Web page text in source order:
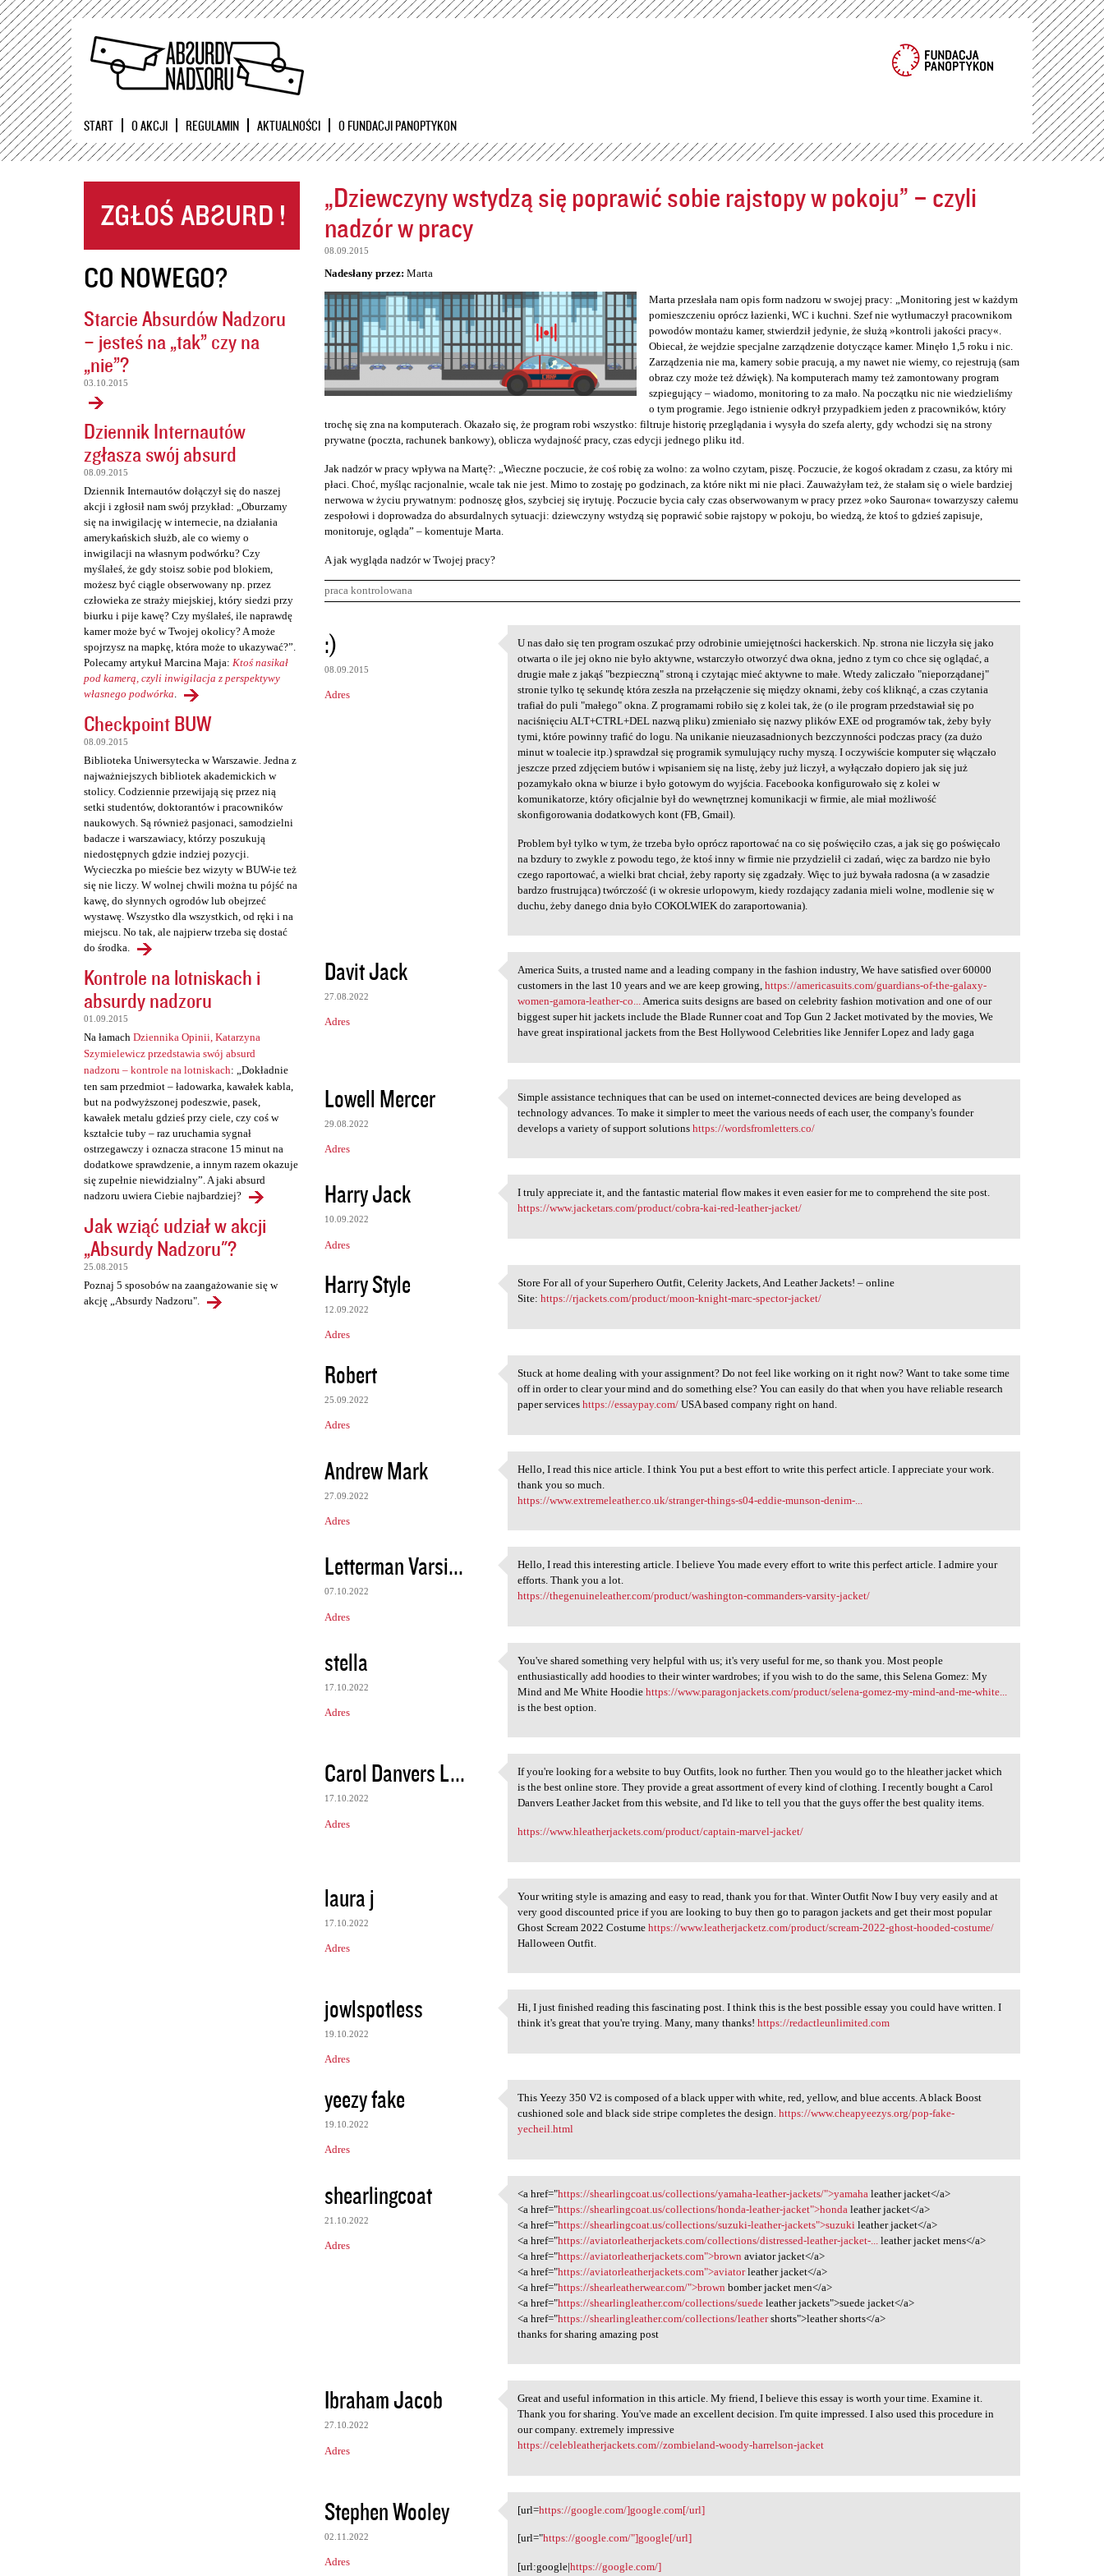
Przejdź
START O AKCJI REGULAMIN AKTUALNOŚCI O FUNDACJI PANOPTYKON
CO NOWEGO?
Starcie Absurdów Nadzoru
– jesteś na „tak” czy na
„nie”?
03.10.2015
Dziennik Internautów
zgłasza swój absurd
08.09.2015
Dziennik Internautów dołączył się do naszej
akcji i zgłosił nam swój przykład: „Oburzamy
się na inwigilację w internecie, na działania
amerykańskich służb, ale co wiemy o
inwigilacji na własnym podwórku? Czy
myślałeś, że gdy stoisz sobie pod blokiem,
możesz być ciągle obserwowany np. przez
człowieka ze straży miejskiej, który siedzi przy
biurku i pije kawę? Czy myślałeś, ile naprawdę
kamer może być w Twojej okolicy? A może
spojrzysz na mapkę, która może to ukazywać?”.
Polecamy artykuł Marcina Maja: Ktoś nasikał
pod kamerą, czyli inwigilacja z perspektywy
własnego podwórka.
Checkpoint BUW
08.09.2015
Biblioteka Uniwersytecka w Warszawie. Jedna z
najważniejszych bibliotek akademickich w
stolicy. Codziennie przewijają się przez nią
setki studentów, doktorantów i pracowników
naukowych. Są również pasjonaci, samodzielni
badacze i warszawiacy, którzy poszukują
niedostępnych gdzie indziej pozycji.
Wycieczka po mieście bez wizyty w BUW-ie też
się nie liczy. W wolnej chwili można tu pójść na
kawę, do słynnych ogrodów lub obejrzeć
wystawę. Wszystko dla wszystkich, od ręki i na
miejscu. No tak, ale najpierw trzeba się dostać
do środka.
Kontrole na lotniskach i
absurdy nadzoru
01.09.2015
Na łamach Dziennika Opinii, Katarzyna
Szymielewicz przedstawia swój absurd
nadzoru – kontrole na lotniskach: „Dokładnie
ten sam przedmiot – ładowarka, kawałek kabla,
but na podwyższonej podeszwie, pasek,
kawałek metalu gdzieś przy ciele, czy coś w
kształcie tuby – raz uruchamia sygnał
ostrzegawczy i oznacza stracone 15 minut na
dodatkowe sprawdzenie, a innym razem okazuje
się zupełnie niewidzialny”. A jaki absurd
nadzoru uwiera Ciebie najbardziej?
Jak wziąć udział w akcji
„Absurdy Nadzoru"?
25.08.2015
Poznaj 5 sposobów na zaangażowanie się w
akcję „Absurdy Nadzoru".
„Dziewczyny wstydzą się poprawić sobie rajstopy w pokoju” – czyli
nadzór w pracy
08.09.2015
Nadesłany przez: Marta
Marta przesłała nam opis form nadzoru w swojej pracy: „Monitoring jest w każdym
pomieszczeniu oprócz łazienki, WC i kuchni. Szef nie wytłumaczył pracownikom
powodów montażu kamer, stwierdził jedynie, że służą »kontroli jakości pracy«.
Obiecał, że wejdzie specjalne zarządzenie dotyczące kamer. Minęło 1,5 roku i nic.
Zarządzenia nie ma, kamery sobie pracują, a my nawet nie wiemy, co rejestrują (sam
obraz czy może też dźwięk). Na komputerach mamy też zamontowany program
szpiegujący – wiadomo, monitoring to za mało. Na początku nic nie wiedzieliśmy
o tym programie. Jego istnienie odkrył przypadkiem jeden z pracowników, który
trochę się zna na komputerach. Okazało się, że program robi wszystko: filtruje historię przeglądania i wysyła do szefa alerty, gdy wchodzi się na strony
prywatne (poczta, rachunek bankowy), oblicza wydajność pracy, czas edycji jednego pliku itd.
Jak nadzór w pracy wpływa na Martę?: „Wieczne poczucie, że coś robię za wolno: za wolno czytam, piszę. Poczucie, że kogoś okradam z czasu, za który mi
płaci. Choć, myśląc racjonalnie, wcale tak nie jest. Mimo to zostaję po godzinach, za które nikt mi nie płaci. Zauważyłam też, że stałam się o wiele bardziej
nerwowa w życiu prywatnym: podnoszę głos, szybciej się irytuję. Poczucie bycia cały czas obserwowanym w pracy przez »oko Saurona« towarzyszy całemu
zespołowi i doprowadza do absurdalnych sytuacji: dziewczyny wstydzą się poprawić sobie rajstopy w pokoju, bo wiedzą, że ktoś to gdzieś zapisuje,
monitoruje, ogląda” – komentuje Marta.
A jak wygląda nadzór w Twojej pracy?
praca kontrolowana
K
o
m
e
:)
08.09.2015
Adres
U nas dało się ten program
U nas dało się ten program oszukać przy odrobinie umiejętności hackerskich. Np. strona nie liczyła się jako
otwarta o ile jej okno nie było aktywne, wstarczyło otworzyć dwa okna, jedno z tym co chce się oglądać, a
drugie małe z jakąś "bezpieczną" stroną i czytając mieć aktywne to małe. Wtedy zaliczało "nieporządanej"
stronie tylko tę sekundę która zeszła na przełączenie się między oknami, żeby coś kliknąć, a czas czytania
trafiał do puli "małego" okna. Z programami robiło się z kolei tak, że (o ile program przedstawiał się po
naciśnięciu ALT+CTRL+DEL nazwą pliku) zmieniało się nazwy plików EXE od programów tak, żeby były
tymi, które powinny trafić do logu. Na unikanie nieuzasadnionych bezczynności podczas pracy (za dużo
minut w toalecie itp.) sprawdzał się programik symulujący ruchy myszą. I oczywiście komputer się włączało
jeszcze przed zdjęciem butów i wpisaniem się na listę, żeby już liczył, a wyłączało dopiero jak się już
pozamykało okna w biurze i było gotowym do wyjścia. Facebooka konfigurowało się z kolei w
komunikatorze, który oficjalnie był do wewnętrznej komunikacji w firmie, ale miał możliwość
skonfigorowania dodatkowych kont (FB, Gmail).
Problem był tylko w tym, że trzeba było oprócz raportować na co się poświęciło czas, a jak się go poświęcało
na bzdury to zwykle z powodu tego, że ktoś inny w firmie nie przydzielił ci zadań, więc za bardzo nie było
czego raportować, a wielki brat chciał, żeby raporty się zgadzały. Więc to już bywała radosna (a w zasadzie
bardzo frustrująca) twórczość (i w okresie urlopowym, kiedy rozdający zadania mieli wolne, modlenie się w
duchu, żeby danego dnia było COKOLWIEK do zaraportowania).
Davit Jack
27.08.2022
Adres
America Suits, a trusted name
America Suits, a trusted name and a leading company in the fashion industry, We have satisfied over 60000
customers in the last 10 years and we are keep growing,https://americasuits.com/guardians-of-the-galaxy-
women-gamora-leather-co...America suits designs are based on celebrity fashion motivation and one of our
biggest super hit jackets include the Blade Runner coat and Top Gun 2 Jacket motivated by the movies, We
have great inspirational jackets from the Best Hollywood Celebrities like Jennifer Lopez and lady gaga
Lowell Mercer
29.08.2022
Adres
Simple assistance techniques
Simple assistance techniques that can be used on internet-connected devices are being developed as
technology advances. To make it simpler to meet the various needs of each user, the company's founder
develops a variety of support solutionshttps://wordsfromletters.co/
Harry Jack
10.09.2022
Adres
I truly appreciate it, and
I truly appreciate it, and the fantastic material flow makes it even easier for me to comprehend the site post.
https://www.jacketars.com/product/cobra-kai-red-leather-jacket/
Harry Style
12.09.2022
Adres
Store For all of your
Store For all of your Superhero Outfit, Celerity Jackets, And Leather Jackets! – online
Site:https://rjackets.com/product/moon-knight-marc-spector-jacket/
Robert
25.09.2022
Adres
Stuck at home dealing with
Stuck at home dealing with your assignment? Do not feel like working on it right now? Want to take some time
off in order to clear your mind and do something else? You can easily do that when you have reliable research
paper serviceshttps://essaypay.com/ USA based company right on hand.
Andrew Mark
27.09.2022
Adres
Hello, I read this nice
Hello, I read this nice article. I think You put a best effort to write this perfect article. I appreciate your work.
thank you so much.
https://www.extremeleather.co.uk/stranger-things-s04-eddie-munson-denim-...
Letterman Varsi...
07.10.2022
Adres
Hello, I read this
Hello, I read this interesting article. I believe You made every effort to write this perfect article. I admire your
efforts. Thank you a lot.
https://thegenuineleather.com/product/washington-commanders-varsity-jacket/
stella
17.10.2022
Adres
You've shared something very
You've shared something very helpful with us; it's very useful for me, so thank you. Most people
enthusiastically add hoodies to their winter wardrobes; if you wish to do the same, this Selena Gomez: My
Mind and Me White Hoodiehttps://www.paragonjackets.com/product/selena-gomez-my-mind-and-me-white...
is the best option.
Carol Danvers L...
17.10.2022
Adres
If you're looking for a
If you're looking for a website to buy Outfits, look no further. Then you would go to the hleather jacket which
is the best online store. They provide a great assortment of every kind of clothing. I recently bought a Carol
Danvers Leather Jacket from this website, and I'd like to tell you that the guys offer the best quality items.
https://www.hleatherjackets.com/product/captain-marvel-jacket/
laura j
17.10.2022
Adres
Your writing style is amazing
Your writing style is amazing and easy to read, thank you for that. Winter Outfit Now I buy very easily and at
very good discounted price if you are looking to buy then go to paragon jackets and get their most popular
Ghost Scream 2022 Costumehttps://www.leatherjacketz.com/product/scream-2022-ghost-hooded-costume/
Halloween Outfit.
jowlspotless
19.10.2022
Adres
Hi, I just finished reading
Hi, I just finished reading this fascinating post. I think this is the best possible essay you could have written. I
think it's great that you're trying. Many, many thanks!https://redactleunlimited.com
yeezy fake
19.10.2022
Adres
This Yeezy 350 V2 is composed
This Yeezy 350 V2 is composed of a black upper with white, red, yellow, and blue accents. A black Boost
cushioned sole and black side stripe completes the design.https://www.cheapyeezys.org/pop-fake-
yecheil.html
shearlingcoat
21.10.2022
Adres
<a href="https:/
<a href="https://shearlingcoat.us/collections/yamaha-leather-jackets/">yamaha leather jacket</a>
<a href="https://shearlingcoat.us/collections/honda-leather-jacket">honda leather jacket</a>
<a href="https://shearlingcoat.us/collections/suzuki-leather-jackets">suzuki leather jacket</a>
<a href="https://aviatorleatherjackets.com/collections/distressed-leather-jacket-...
leather jacket mens</a>
<a href="https://aviatorleatherjackets.com">brown aviator jacket</a>
<a href="https://aviatorleatherjackets.com">aviatorleather jacket</a>
<a href="https://shearleatherwear.com/">brown bomber jacket men</a>
<a href="https://shearlingleather.com/collections/suede leather jackets">suede jacket</a>
<a href="https://shearlingleather.com/collections/leathershorts">leather shorts</a>
thanks for sharing amazing post
Ibraham Jacob
27.10.2022
Adres
Great and useful information
Great and useful information in this article. My friend, I believe this essay is worth your time. Examine it.
Thank you for sharing. You've made an excellent decision. I'm quite impressed. I also used this procedure in
our company. extremely impressive
https://celebleatherjackets.com//zombieland-woody-harrelson-jacket
Stephen Wooley
02.11.2022
Adres
[url=https://google.com/
[url=https://google.com/]google.com[/url]
[url="https://google.com/"]google[/url]
[url:google|https://google.com/]